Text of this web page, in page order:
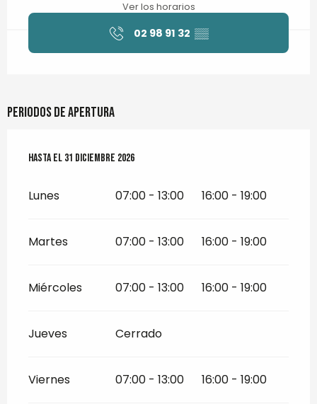
Ver los horarios
02 98 91 32 ▒▒
Periodos de apertura
Del2 enero 2026al31 diciembre 2026
Hasta el 31 diciembre 2026
Lunes 07:00 - 13:00 16:00 - 19:00
Martes 07:00 - 13:00 16:00 - 19:00
Miércoles 07:00 - 13:00 16:00 - 19:00
Jueves Cerrado
Viernes 07:00 - 13:00 16:00 - 19:00